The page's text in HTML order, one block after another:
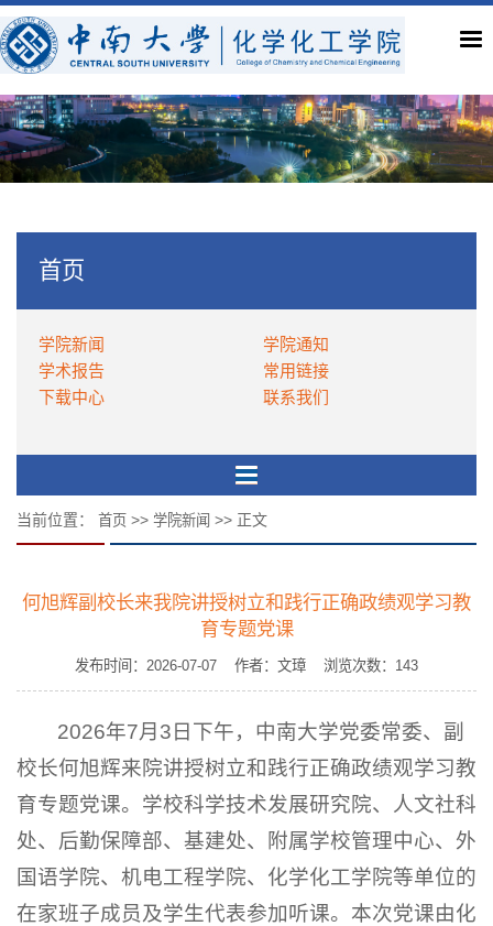
首页
学院新闻
学院通知
学术报告
常用链接
下载中心
联系我们
当前位置： 首页 >> 学院新闻 >> 正文
何旭辉副校长来我院讲授树立和践行正确政绩观学习教
育专题党课
发布时间：2026-07-07 作者：文璋 浏览次数： 143
2026年7月3日下午，中南大学党委常委、副
校长何旭辉来院讲授树立和践行正确政绩观学习教
育专题党课。学校科学技术发展研究院、人文社科
处、后勤保障部、基建处、附属学校管理中心、外
国语学院、机电工程学院、化学化工学院等单位的
在家班子成员及学生代表参加听课。本次党课由化